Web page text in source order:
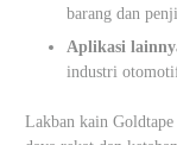
barang dan
Aplikasi
industri
Lakban kain